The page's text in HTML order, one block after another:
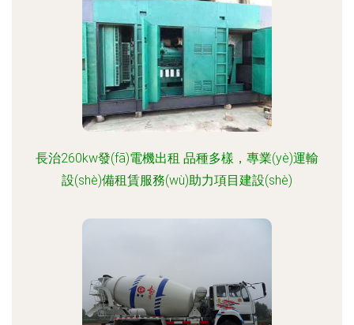
長治260kw發(fā)電機出租 品種多樣，專業(yè)運輸
設(shè)備租賃服務(wù)助力項目建設(shè)